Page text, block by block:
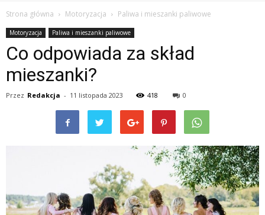
Strona główna Motoryzacja Paliwa i mieszanki paliwowe
Motoryzacja Paliwa i mieszanki paliwowe
Co odpowiada za skład
mieszanki?
Przez Redakcja - 11 listopada 2023 418 0